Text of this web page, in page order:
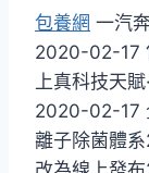
包養網 一汽
2020-02-17
上真科技天
2020-02-17
離子除菌體